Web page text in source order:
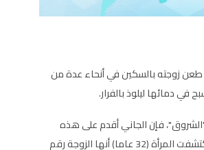
طعن زوجته بالسكين في أنحاء عدة من
في دمائها ليلوذ بالفرار.
فإن الجاني أقدم على هذه
الجريمة بعد أن اكتشفت المرأة (32 عاما) أنها الزوجة رقم